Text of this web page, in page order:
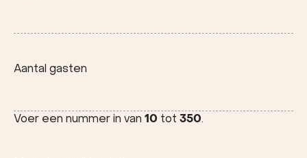
Aantal gasten
Voer een nummer in van 10 tot 350.